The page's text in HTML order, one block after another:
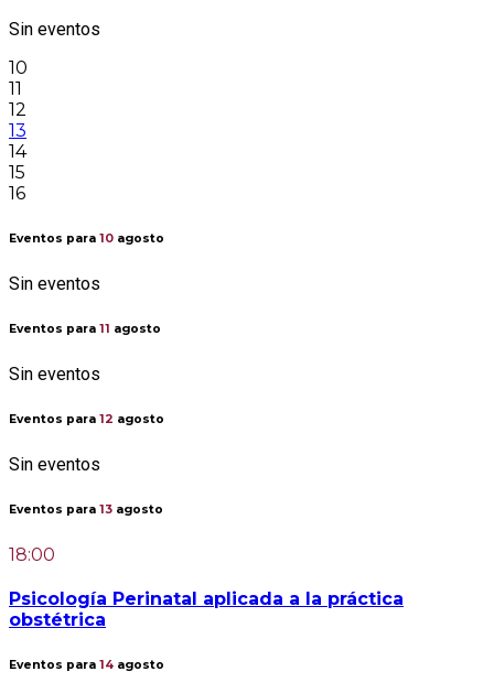
Sin eventos
10
11
12
13
14
15
16
Eventos para 10 agosto
Sin eventos
Eventos para 11 agosto
Sin eventos
Eventos para 12 agosto
Sin eventos
Eventos para 13 agosto
18:00
Psicología Perinatal aplicada a la práctica
obstétrica
Eventos para 14 agosto